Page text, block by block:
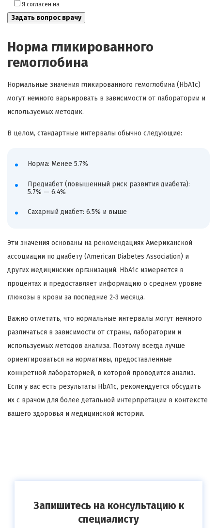
Я согласен на
Норма гликированного
гемоглобина
Нормальные значения гликированного гемоглобина (HbA1c)
могут немного варьировать в зависимости от лаборатории и
используемых методик.
В целом, стандартные интервалы обычно следующие:
Норма: Менее 5.7%
Предиабет (повышенный риск развития диабета):
5.7% — 6.4%
Сахарный диабет: 6.5% и выше
Эти значения основаны на рекомендациях Американской
ассоциации по диабету (American Diabetes Association) и
других медицинских организаций. HbA1c измеряется в
процентах и предоставляет информацию о среднем уровне
глюкозы в крови за последние 2-3 месяца.
Важно отметить, что нормальные интервалы могут немного
различаться в зависимости от страны, лаборатории и
используемых методов анализа. Поэтому всегда лучше
ориентироваться на нормативы, предоставленные
конкретной лабораторией, в которой проводится анализ.
Если у вас есть результаты HbA1c, рекомендуется обсудить
их с врачом для более детальной интерпретации в контексте
вашего здоровья и медицинской истории.
Запишитесь на консультацию к
специалисту